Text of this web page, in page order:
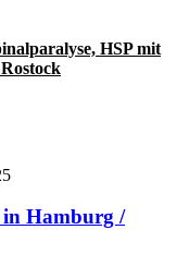
HSP mit
in Hamburg /